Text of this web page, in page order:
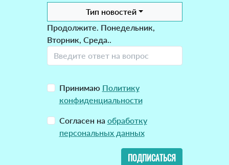
Тип новостей
Продолжите. Понедельник,
Вторник, Среда..
Принимаю Политику
конфиденциальности
Согласен на обработку
персональных данных
ПОДПИСАТЬСЯ